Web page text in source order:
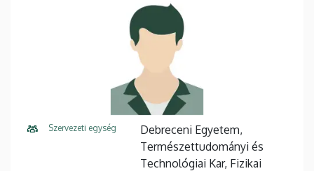
Szervezeti egység
Debreceni Egyetem,
Természettudományi és
Technológiai Kar, Fizikai